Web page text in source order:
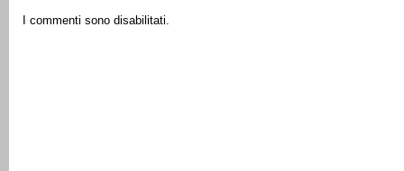
I commenti sono disabilitati.